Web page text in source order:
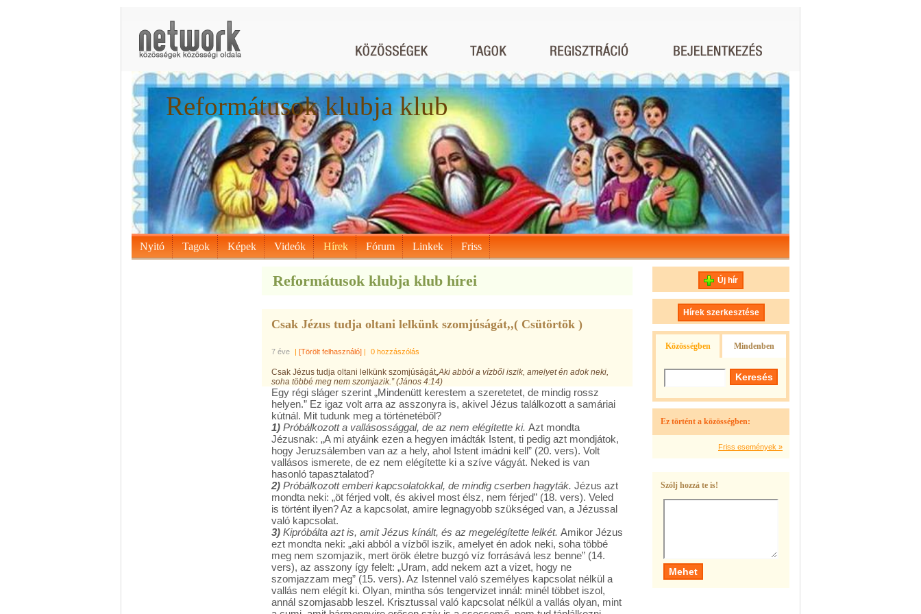
Reformátusok klubja klub
Nyitó Tagok Képek Videók Hírek Fórum Linkek Friss
Reformátusok klubja klub hírei
Csak Jézus tudja oltani lelkünk szomjúságát,,( Csütörtök )
7 éve | [Törölt felhasználó] | 0 hozzászólás
Csak Jézus tudja oltani lelkünk szomjúságát„Aki abból a vízből iszik, amelyet én adok neki,
soha többé meg nem szomjazik.” (János 4:14)
Egy régi sláger szerint „Mindenütt kerestem a szeretetet, de mindig rossz
helyen.” Ez igaz volt arra az asszonyra is, akivel Jézus találkozott a samáriai
kútnál. Mit tudunk meg a történetéből?
1) Próbálkozott a vallásossággal, de az nem elégítette ki. Azt mondta
Jézusnak: „A mi atyáink ezen a hegyen imádták Istent, ti pedig azt mondjátok,
hogy Jeruzsálemben van az a hely, ahol Istent imádni kell” (20. vers). Volt
vallásos ismerete, de ez nem elégítette ki a szíve vágyát. Neked is van
hasonló tapasztalatod?
2) Próbálkozott emberi kapcsolatokkal, de mindig cserben hagyták. Jézus azt
mondta neki: „öt férjed volt, és akivel most élsz, nem férjed” (18. vers). Veled
is történt ilyen? Az a kapcsolat, amire legnagyobb szükséged van, a Jézussal
való kapcsolat.
3) Kipróbálta azt is, amit Jézus kínált, és az megelégítette lelkét. Amikor Jézus
ezt mondta neki: „aki abból a vízből iszik, amelyet én adok neki, soha többé
meg nem szomjazik, mert örök életre buzgó víz forrásává lesz benne” (14.
vers), az asszony így felelt: „Uram, add nekem azt a vizet, hogy ne
szomjazzam meg” (15. vers). Az Istennel való személyes kapcsolat nélkül a
vallás nem elégít ki. Olyan, mintha sós tengervizet innál: minél többet iszol,
annál szomjasabb leszel. Krisztussal való kapcsolat nélkül a vallás olyan, mint
Új hír
Hírek szerkesztése
Közösségben Mindenben
Ez történt a közösségben:
Friss események »
Szólj hozzá te is!